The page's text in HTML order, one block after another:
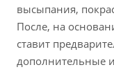
высыпания,
После, на
ставит
дополнительные